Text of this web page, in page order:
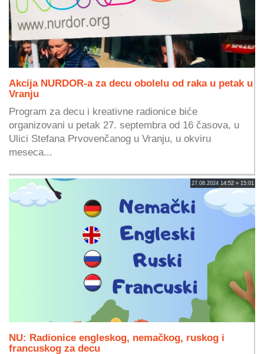
Akcija NURDOR-a za decu obolelu od raka u petak u
Vranju
Program za decu i kreativne radionice biće
organizovani u petak 27. septembra od 16 časova, u
Ulici Stefana Prvovenčanog u Vranju, u okviru
meseca...
27.08.2024 14:52 » 15:01
NU: Radionice engleskog, nemačkog, ruskog i
francuskog za decu